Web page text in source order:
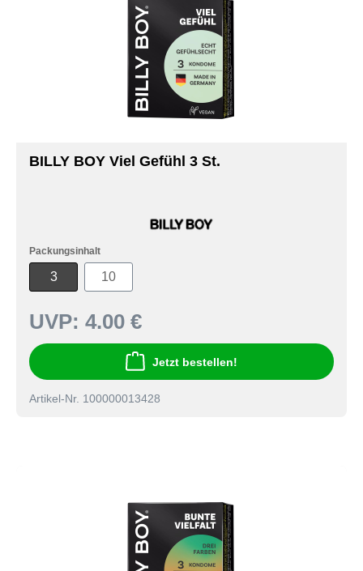
BILLY BOY Viel Gefühl 3 St.
Packungsinhalt
3 10
UVP: 4.00 €
Jetzt bestellen!
Artikel-Nr. 100000013428